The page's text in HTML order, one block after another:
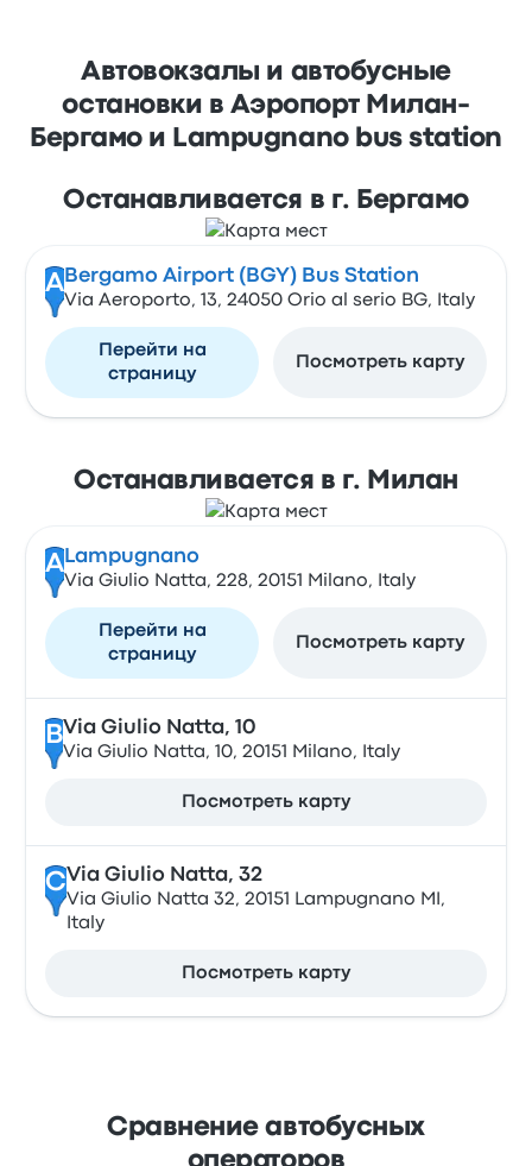
Автовокзалы и автобусные
остановки в Аэропорт Милан-
Бергамо и Lampugnano bus station
Останавливается в г. Бергамо
A Bergamo Airport (BGY) Bus Station
Via Aeroporto, 13, 24050 Orio al serio BG, Italy
Перейти на
страницу
Посмотреть карту
Останавливается в г. Милан
A Lampugnano
Via Giulio Natta, 228, 20151 Milano, Italy
Перейти на
страницу
Посмотреть карту
BVia Giulio Natta, 10
Via Giulio Natta, 10, 20151 Milano, Italy
Посмотреть карту
CVia Giulio Natta, 32
Via Giulio Natta 32, 20151 Lampugnano MI,
Italy
Посмотреть карту
Сравнение автобусных
операторов